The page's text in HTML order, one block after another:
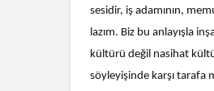
sesidir, iş adamının,
lazım. Biz bu anlayışla
kültürü değil nasihat
söyleyişinde karşı tarafa